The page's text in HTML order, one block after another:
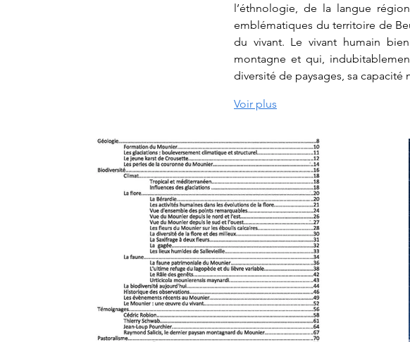
l’éthnologie, de la langue
emblématiques du territoire de
du vivant. Le vivant humain
montagne et qui,
diversité de paysages, sa
Voir plus